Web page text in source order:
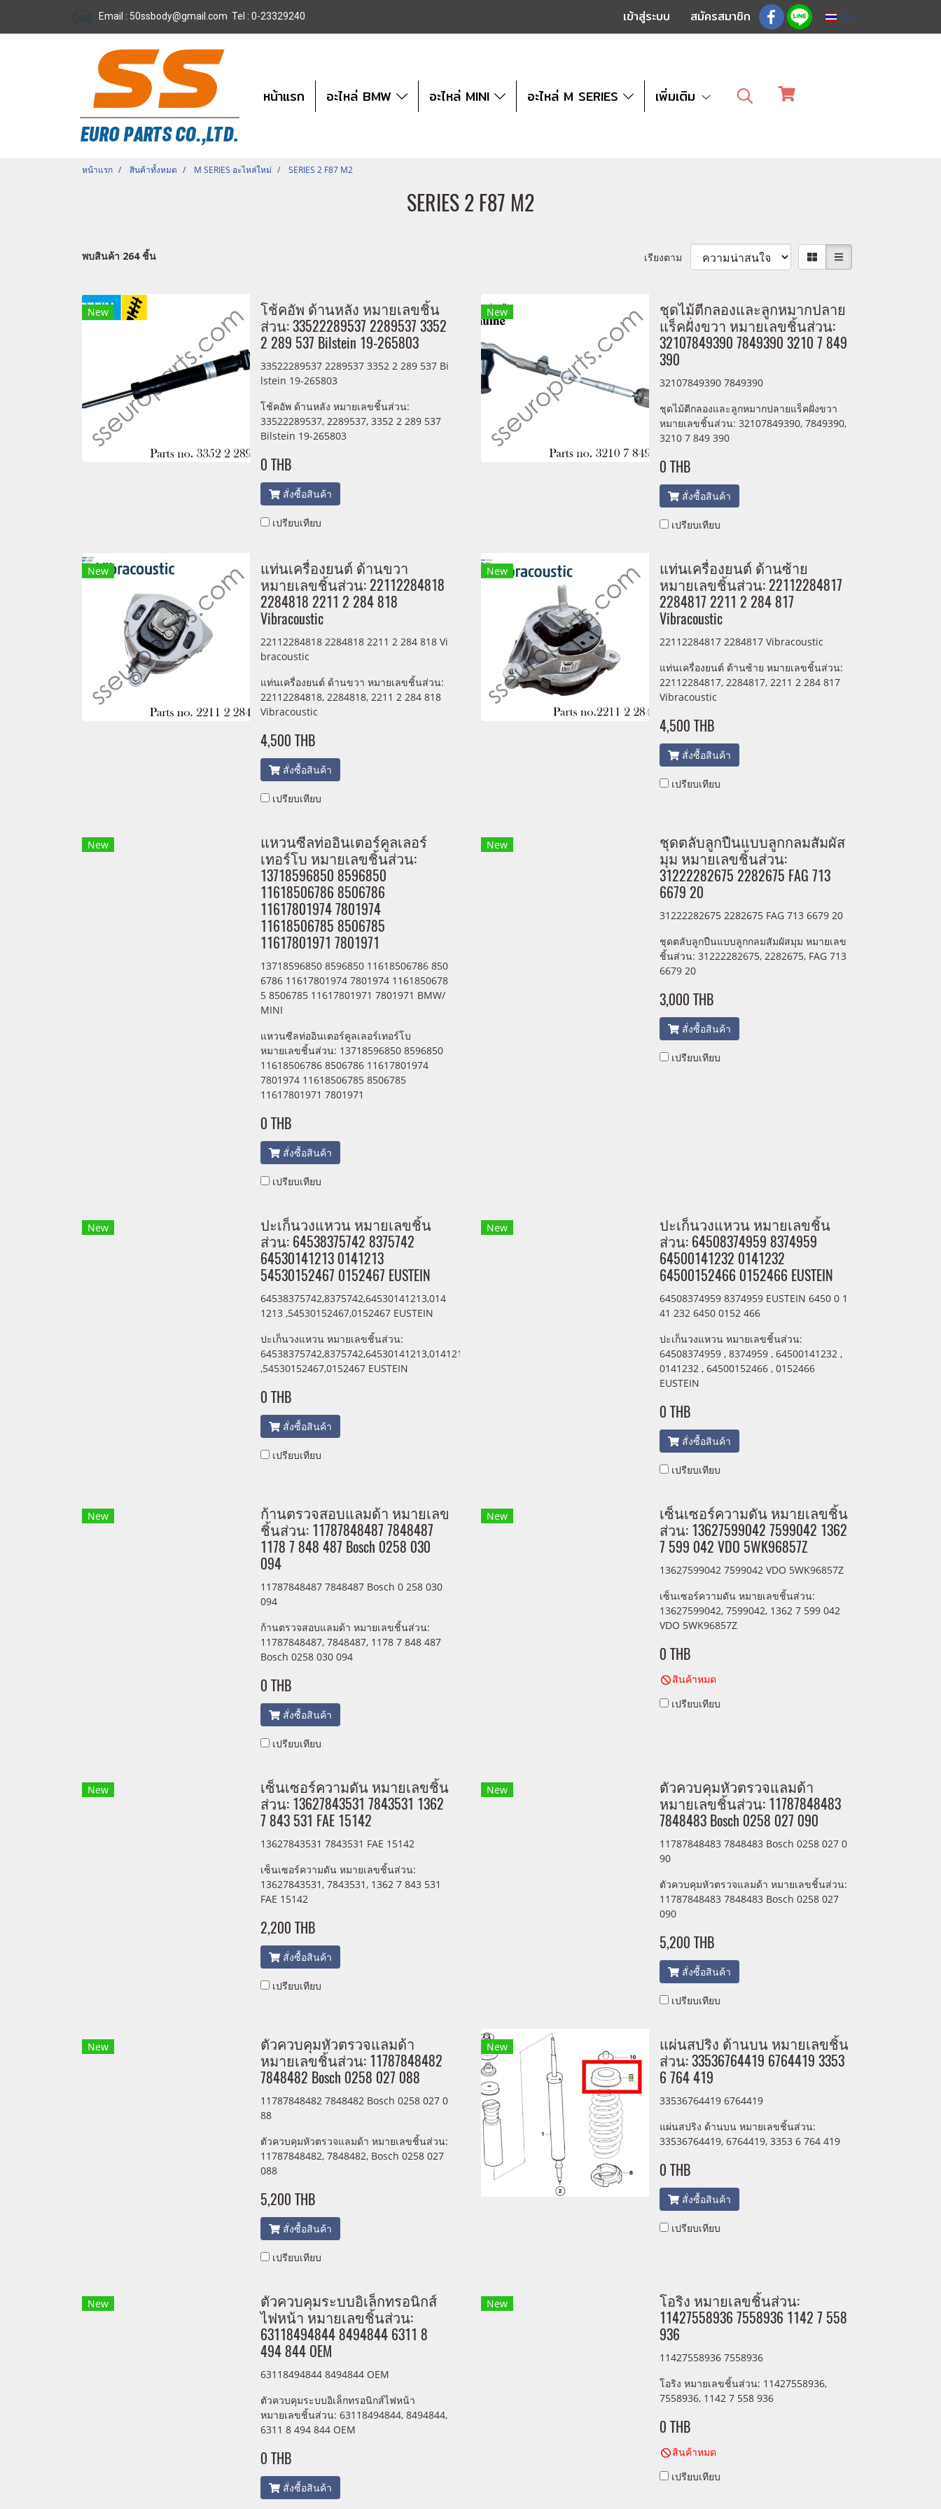
Email : 50ssbody@gmail.com Tel : 0-23329240 เข้าสู่ระบบ สมัครสมาชิก TH
หน้าแรก อะไหล่ BMW อะไหล่ MINI อะไหล่ M SERIES เพิ่มเติม
หน้าแรก สินค้าทั้งหมด M SERIES อะไหล่ใหม่ SERIES 2 F87 M2
SERIES 2 F87 M2
พบสินค้า 264 ชิ้น เรียงตาม
New
โช้คอัพ ด้านหลัง หมายเลขชิ้น
ส่วน: 33522289537 2289537 3352
2 289 537 Bilstein 19-265803
33522289537 2289537 3352 2 289 537 Bi
lstein 19-265803
โช้คอัพ ด้านหลัง หมายเลขชิ้นส่วน:
33522289537, 2289537, 3352 2 289 537
Bilstein 19-265803
0 THB
สั่งซื้อสินค้า
เปรียบเทียบ
New
ชุดไม้ตีกลองและลูกหมากปลาย
แร็คฝั่งขวา หมายเลขชิ้นส่วน:
32107849390 7849390 3210 7 849
390
32107849390 7849390
ชุดไม้ตีกลองและลูกหมากปลายแร็คฝั่งขวา
หมายเลขชิ้นส่วน: 32107849390, 7849390,
3210 7 849 390
0 THB
สั่งซื้อสินค้า
เปรียบเทียบ
New
แท่นเครื่องยนต์ ด้านขวา
หมายเลขชิ้นส่วน: 22112284818
2284818 2211 2 284 818
Vibracoustic
22112284818 2284818 2211 2 284 818 Vi
bracoustic
แท่นเครื่องยนต์ ด้านขวา หมายเลขชิ้นส่วน:
22112284818, 2284818, 2211 2 284 818
Vibracoustic
4,500 THB
สั่งซื้อสินค้า
เปรียบเทียบ
New
แท่นเครื่องยนต์ ด้านซ้าย
หมายเลขชิ้นส่วน: 22112284817
2284817 2211 2 284 817
Vibracoustic
22112284817 2284817 Vibracoustic
แท่นเครื่องยนต์ ด้านซ้าย หมายเลขชิ้นส่วน:
22112284817, 2284817, 2211 2 284 817
Vibracoustic
4,500 THB
สั่งซื้อสินค้า
เปรียบเทียบ
New
แหวนซีลท่ออินเตอร์คูลเลอร์
เทอร์โบ หมายเลขชิ้นส่วน:
13718596850 8596850
11618506786 8506786
11617801974 7801974
11618506785 8506785
11617801971 7801971
13718596850 8596850 11618506786 850
6786 11617801974 7801974 1161850678
5 8506785 11617801971 7801971 BMW/
MINI
แหวนซีลท่ออินเตอร์คูลเลอร์เทอร์โบ
หมายเลขชิ้นส่วน: 13718596850 8596850
11618506786 8506786 11617801974
7801974 11618506785 8506785
11617801971 7801971
0 THB
สั่งซื้อสินค้า
เปรียบเทียบ
New
ชุดตลับลูกปืนแบบลูกกลมสัมผัส
มุม หมายเลขชิ้นส่วน:
31222282675 2282675 FAG 713
6679 20
31222282675 2282675 FAG 713 6679 20
ชุดตลับลูกปืนแบบลูกกลมสัมผัสมุม หมายเลข
ชิ้นส่วน: 31222282675, 2282675, FAG 713
6679 20
3,000 THB
สั่งซื้อสินค้า
เปรียบเทียบ
New
ปะเก็นวงแหวน หมายเลขชิ้น
ส่วน: 64538375742 8375742
64530141213 0141213
54530152467 0152467 EUSTEIN
64538375742,8375742,64530141213,014
1213 ,54530152467,0152467 EUSTEIN
ปะเก็นวงแหวน หมายเลขชิ้นส่วน:
64538375742,8375742,64530141213,0141213
,54530152467,0152467 EUSTEIN
0 THB
สั่งซื้อสินค้า
เปรียบเทียบ
New
ปะเก็นวงแหวน หมายเลขชิ้น
ส่วน: 64508374959 8374959
64500141232 0141232
64500152466 0152466 EUSTEIN
64508374959 8374959 EUSTEIN 6450 0 1
41 232 6450 0152 466
ปะเก็นวงแหวน หมายเลขชิ้นส่วน:
64508374959 , 8374959 , 64500141232 ,
0141232 , 64500152466 , 0152466
EUSTEIN
0 THB
สั่งซื้อสินค้า
เปรียบเทียบ
New
ก้านตรวจสอบแลมด้า หมายเลข
ชิ้นส่วน: 11787848487 7848487
1178 7 848 487 Bosch 0258 030
094
11787848487 7848487 Bosch 0 258 030
094
ก้านตรวจสอบแลมด้า หมายเลขชิ้นส่วน:
11787848487, 7848487, 1178 7 848 487
Bosch 0258 030 094
0 THB
สั่งซื้อสินค้า
เปรียบเทียบ
New
เซ็นเซอร์ความดัน หมายเลขชิ้น
ส่วน: 13627599042 7599042 1362
7 599 042 VDO 5WK96857Z
13627599042 7599042 VDO 5WK96857Z
เซ็นเซอร์ความดัน หมายเลขชิ้นส่วน:
13627599042, 7599042, 1362 7 599 042
VDO 5WK96857Z
0 THB
สินค้าหมด
เปรียบเทียบ
New
เซ็นเซอร์ความดัน หมายเลขชิ้น
ส่วน: 13627843531 7843531 1362
7 843 531 FAE 15142
13627843531 7843531 FAE 15142
เซ็นเซอร์ความดัน หมายเลขชิ้นส่วน:
13627843531, 7843531, 1362 7 843 531
FAE 15142
2,200 THB
สั่งซื้อสินค้า
เปรียบเทียบ
New
ตัวควบคุมหัวตรวจแลมด้า
หมายเลขชิ้นส่วน: 11787848483
7848483 Bosch 0258 027 090
11787848483 7848483 Bosch 0258 027 0
90
ตัวควบคุมหัวตรวจแลมด้า หมายเลขชิ้นส่วน:
11787848483 7848483 Bosch 0258 027
090
5,200 THB
สั่งซื้อสินค้า
เปรียบเทียบ
New
ตัวควบคุมหัวตรวจแลมด้า
หมายเลขชิ้นส่วน: 11787848482
7848482 Bosch 0258 027 088
11787848482 7848482 Bosch 0258 027 0
88
ตัวควบคุมหัวตรวจแลมด้า หมายเลขชิ้นส่วน:
11787848482, 7848482, Bosch 0258 027
088
5,200 THB
สั่งซื้อสินค้า
เปรียบเทียบ
New
แผ่นสปริง ด้านบน หมายเลขชิ้น
ส่วน: 33536764419 6764419 3353
6 764 419
33536764419 6764419
แผ่นสปริง ด้านบน หมายเลขชิ้นส่วน:
33536764419, 6764419, 3353 6 764 419
0 THB
สั่งซื้อสินค้า
เปรียบเทียบ
New
ตัวควบคุมระบบอิเล็กทรอนิกส์
ไฟหน้า หมายเลขชิ้นส่วน:
63118494844 8494844 6311 8
494 844 OEM
63118494844 8494844 OEM
ตัวควบคุมระบบอิเล็กทรอนิกส์ไฟหน้า
หมายเลขชิ้นส่วน: 63118494844, 8494844,
6311 8 494 844 OEM
0 THB
สั่งซื้อสินค้า
New
โอริง หมายเลขชิ้นส่วน:
11427558936 7558936 1142 7 558
936
11427558936 7558936
โอริง หมายเลขชิ้นส่วน: 11427558936,
7558936, 1142 7 558 936
0 THB
สินค้าหมด
เปรียบเทียบ